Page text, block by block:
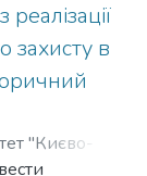
захисту в
"Києво-
2025)